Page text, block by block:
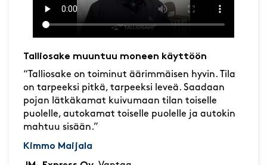
Talliosake muuntuu moneen käyttöön
“Talliosake on toiminut äärimmäisen hyvin. Tila
on tarpeeksi pitkä, tarpeeksi leveä. Saadaan
pojan lätkäkamat kuivumaan tilan toiselle
puolelle, autokamat toiselle puolelle ja autokin
mahtuu sisään.”
Kimmo Maijala